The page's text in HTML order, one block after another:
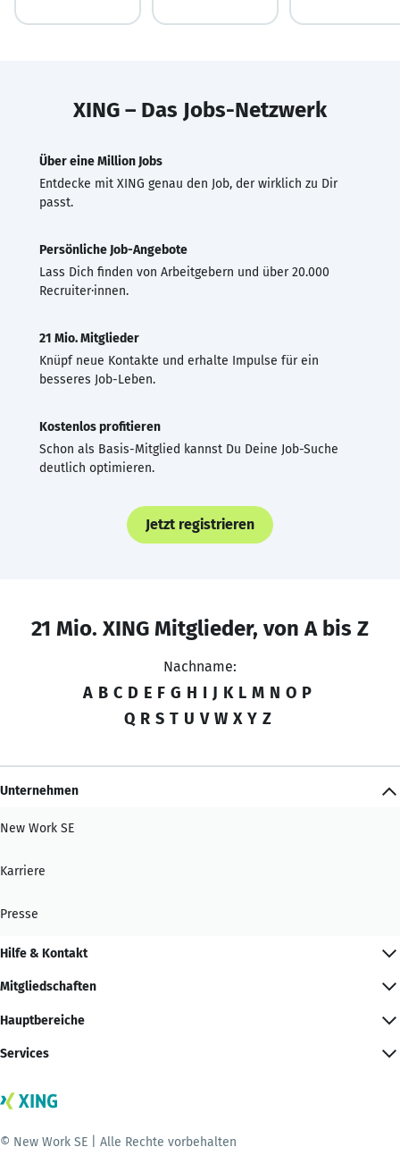
XING – Das Jobs-Netzwerk
Über eine Million Jobs
Entdecke mit XING genau den Job, der wirklich zu Dir
passt.
Persönliche Job-Angebote
Lass Dich finden von Arbeitgebern und über 20.000
Recruiter·innen.
21 Mio. Mitglieder
Knüpf neue Kontakte und erhalte Impulse für ein
besseres Job-Leben.
Kostenlos profitieren
Schon als Basis-Mitglied kannst Du Deine Job-Suche
deutlich optimieren.
Jetzt registrieren
21 Mio. XING Mitglieder, von A bis Z
Nachname:
A B C D E F G H I J K L M N O P
Q R S T U V W X Y Z
Unternehmen
New Work SE
Karriere
Presse
Hilfe & Kontakt
Mitgliedschaften
Hauptbereiche
Services
© New Work SE | Alle Rechte vorbehalten